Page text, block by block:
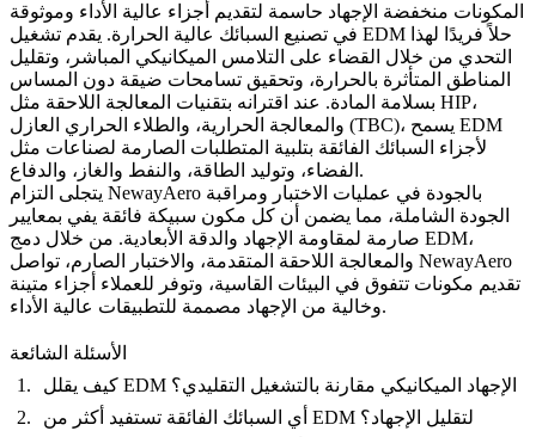
المكونات منخفضة الإجهاد حاسمة لتقديم أجزاء عالية الأداء وموثوقة
في تصنيع السبائك عالية الحرارة. يقدم تشغيل EDM
التحدي من خلال القضاء على التلامس الميكانيكي المباشر، وتقليل
المناطق المتأثرة بالحرارة، وتحقيق تسامحات ضيقة دون المساس
بسلامة المادة. عند اقترانه بتقنيات المعالجة اللاحقة مثل HIP،
والمعالجة الحرارية، والطلاء الحراري العازل (TBC)، يسمح EDM
لأجزاء السبائك الفائقة بتلبية المتطلبات الصارمة لصناعات مثل
الفضاء، وتوليد الطاقة، والنفط والغاز، والدفاع.
يتجلى
التزام NewayAero بالجودة في عمليات الاختبار ومراقبة
الجودة الشاملة، مما يضمن أن كل مكون سبيكة فائقة يفي بمعايير
صارمة لمقاومة الإجهاد والدقة الأبعادية. من خلال دمج EDM،
والمعالجة اللاحقة المتقدمة، والاختبار الصارم، تواصل NewayAero
تقديم مكونات تتفوق في البيئات القاسية، وتوفر للعملاء أجزاء متينة
وخالية من الإجهاد مصممة للتطبيقات عالية الأداء.
الأسئلة الشائعة
كيف يقلل EDM الإجهاد الميكانيكي مقارنة بالتشغيل التقليدي؟
أي السبائك الفائقة تستفيد أكثر من EDM لتقليل الإجهاد؟